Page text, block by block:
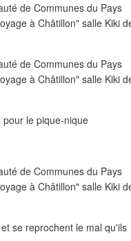
le pique-nique
se reprochent le mal qu'ils